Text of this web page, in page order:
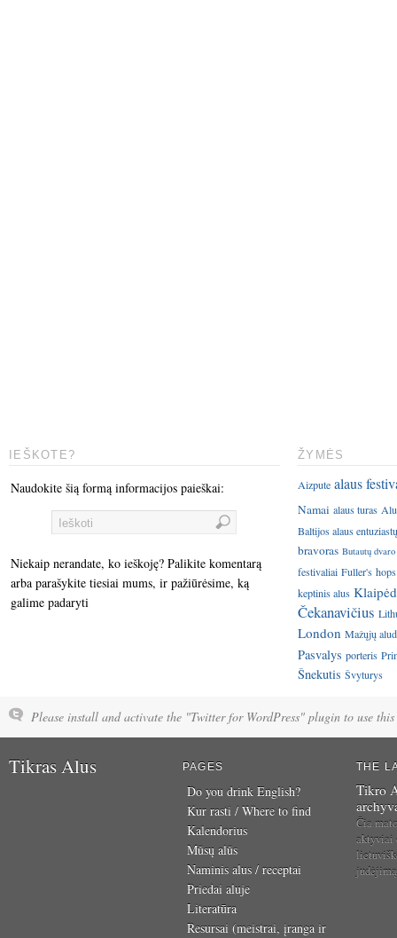
IEŠKOTE?
Naudokite šią formą informacijos paieškai:
Niekaip nerandate, ko ieškoję? Palikite komentarą
arba parašykite tiesiai mums, ir pažiūrėsime, ką
galime padaryti
ŽYMĖS
Aizpute alaus
Namai alaus turas
Baltijos alaus
bravoras Butautų dvaro
festivaliai Fuller's hops
keptinis alus
Čekanavičius
London Mažųjų
Pasvalys porteris
Šnekutis Švyturys
Please install and activate the "Twitter for WordPress" plugin to use this
Tikras Alus PAGES
Do you drink English?
Kur rasti / Where to find
Kalendorius
Mūsų alūs
Naminis alus / receptai
Priedai aluje
Literatūra
Resursai (meistrai, įranga ir
THE
Tikro
Čia
aktyviai